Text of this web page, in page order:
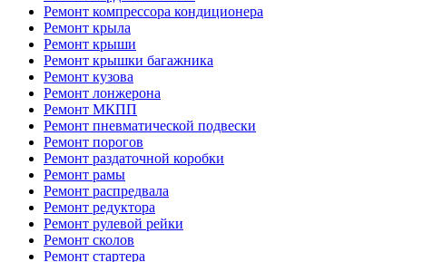
Ремонт компрессора кондиционера
Ремонт крыла
Ремонт крыши
Ремонт крышки багажника
Ремонт кузова
Ремонт лонжерона
Ремонт МКПП
Ремонт пневматической подвески
Ремонт порогов
Ремонт раздаточной коробки
Ремонт рамы
Ремонт распредвала
Ремонт редуктора
Ремонт рулевой рейки
Ремонт сколов
Ремонт стартера